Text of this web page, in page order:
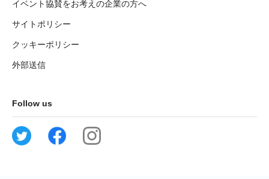
イベント協賛をお考えの企業の方へ
サイトポリシー
クッキーポリシー
外部送信
Follow us